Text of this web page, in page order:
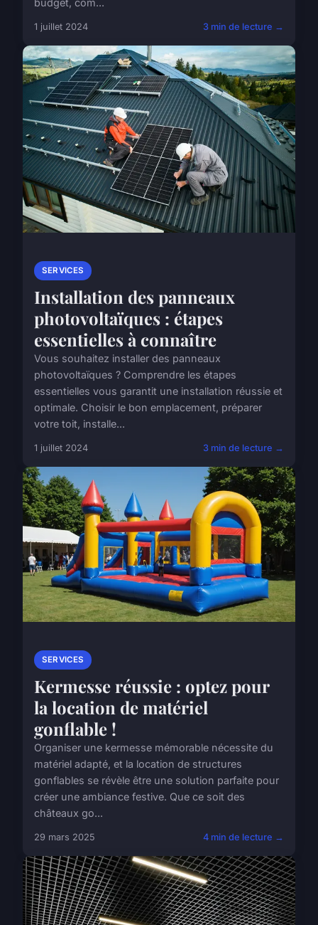
budget, com...
1 juillet 2024 3 min de lecture →
SERVICES
Installation des panneaux
photovoltaïques : étapes
essentielles à connaître
Vous souhaitez installer des panneaux
photovoltaïques ? Comprendre les étapes
essentielles vous garantit une installation réussie et
optimale. Choisir le bon emplacement, préparer
votre toit, installe...
1 juillet 2024 3 min de lecture →
SERVICES
Kermesse réussie : optez pour
la location de matériel
gonflable !
Organiser une kermesse mémorable nécessite du
matériel adapté, et la location de structures
gonflables se révèle être une solution parfaite pour
créer une ambiance festive. Que ce soit des
châteaux go...
29 mars 2025 4 min de lecture →